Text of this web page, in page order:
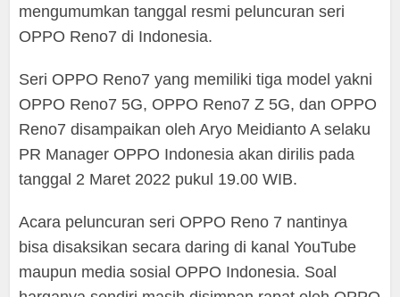
mengumumkan tanggal resmi peluncuran seri
OPPO Reno7 di Indonesia.
Seri OPPO Reno7 yang memiliki tiga model yakni
OPPO Reno7 5G, OPPO Reno7 Z 5G, dan OPPO
Reno7 disampaikan oleh Aryo Meidianto A selaku
PR Manager OPPO Indonesia akan dirilis pada
tanggal 2 Maret 2022 pukul 19.00 WIB.
Acara peluncuran seri OPPO Reno 7 nantinya
bisa disaksikan secara daring di kanal YouTube
maupun media sosial OPPO Indonesia. Soal